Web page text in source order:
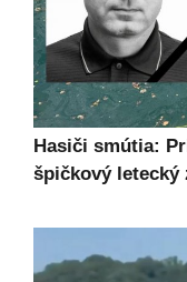
Hasiči smútia:
špičkový letecký